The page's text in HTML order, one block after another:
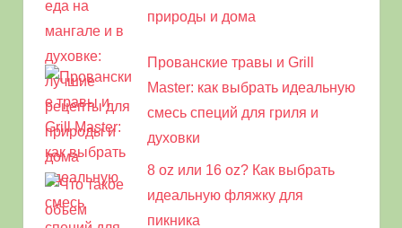
природы и дома
Прованские травы и Grill
Master: как выбрать идеальную
смесь специй для гриля и
духовки
8 oz или 16 oz? Как выбрать
идеальную фляжку для
пикника